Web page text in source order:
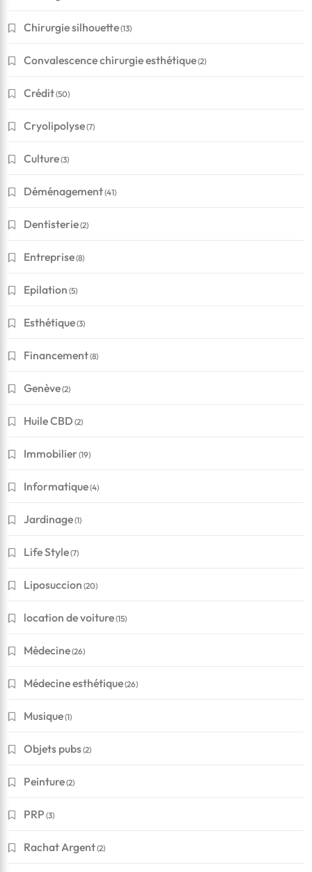
Chirurgie silhouette(13)
Convalescence chirurgie esthétique(2)
Crédit(50)
Cryolipolyse(7)
Culture(3)
Déménagement(41)
Dentisterie(2)
Entreprise(8)
Epilation (5)
Esthétique(3)
Financement(8)
Genève(2)
Huile CBD (2)
Immobilier(19)
Informatique(4)
Jardinage(1)
Life Style(7)
Liposuccion (20)
location de voiture(15)
Médecine(26)
Médecine esthétique(26)
Musique(1)
Objets pubs(2)
Peinture(2)
PRP (3)
Rachat Argent(2)